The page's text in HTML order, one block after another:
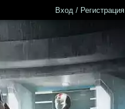
Вход / Регистрация